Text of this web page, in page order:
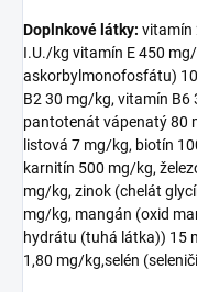
Doplnkové látky: vitamín
I.U./kg vitamín E 450
askorbylmonofosfátu)
B2 30 mg/kg, vitamín B6
pantotenát vápenatý 80
listová 7 mg/kg, biotín
karnitín 500 mg/kg,
mg/kg, zinok (chelát
mg/kg, mangán (oxid
hydrátu (tuhá látka)) 15
1,80 mg/kg,selén